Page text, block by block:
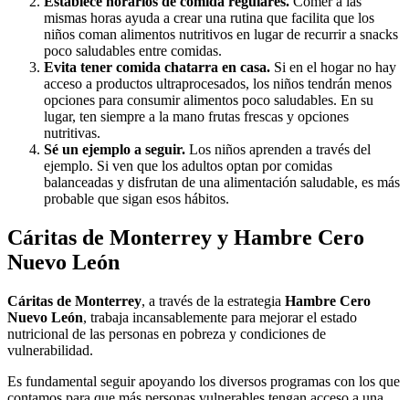
mismas horas ayuda a crear una rutina que facilita que los
niños coman alimentos nutritivos en lugar de recurrir a snacks
poco saludables entre comidas.
Evita tener comida chatarra en casa. Si en el hogar no hay
acceso a productos ultraprocesados, los niños tendrán menos
opciones para consumir alimentos poco saludables. En su
lugar, ten siempre a la mano frutas frescas y opciones
nutritivas.
Sé un ejemplo a seguir. Los niños aprenden a través del
ejemplo. Si ven que los adultos optan por comidas
balanceadas y disfrutan de una alimentación saludable, es más
probable que sigan esos hábitos.
Cáritas de Monterrey y Hambre Cero
Nuevo León
Cáritas de Monterrey, a través de la estrategia Hambre Cero
Nuevo León, trabaja incansablemente para mejorar el estado
nutricional de las personas en pobreza y condiciones de
vulnerabilidad.
Es fundamental seguir apoyando los diversos programas con los que